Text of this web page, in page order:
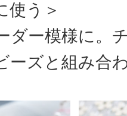
使う＞
ダー模様に。
ーズと組み合